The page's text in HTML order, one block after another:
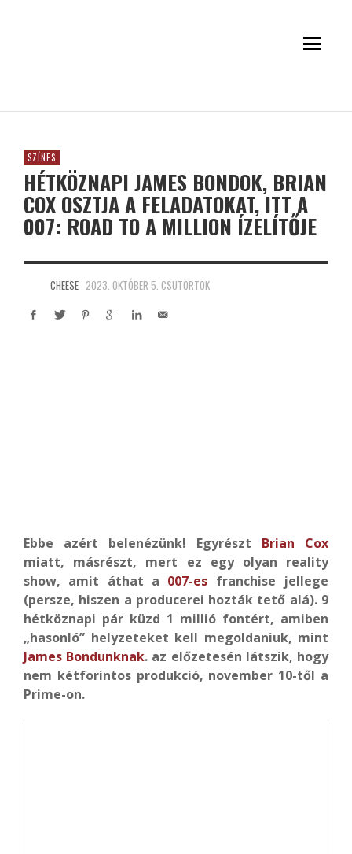
SZÍNES
HÉTKÖZNAPI JAMES BONDOK, BRIAN
COX OSZTJA A FELADATOKAT, ITT A
007: ROAD TO A MILLION ÍZELÍTŐJE
CHEESE 2023. OKTÓBER 5. CSÜTÖRTÖK
Ebbe azért belenézünk! Egyrészt Brian Cox
miatt, másrészt, mert ez egy olyan reality
show, amit áthat a 007-es franchise jellege
(persze, hiszen a producerei hozták tető alá). 9
hétköznapi pár küzd 1 millió fontért, amiben
„hasonló” helyzeteket kell megoldaniuk, mint
James Bondunknak. az előzetesén látszik, hogy
nem kétforintos produkció, november 10-től a
Prime-on.